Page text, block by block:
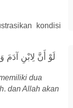
kondisi
لَوْ أَنَّ لِابْنِ آدَمَ
dua
. dan Allah akan